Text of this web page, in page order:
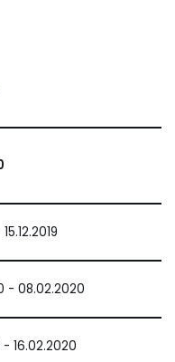
- 08.02.2020
- 16.02.2020